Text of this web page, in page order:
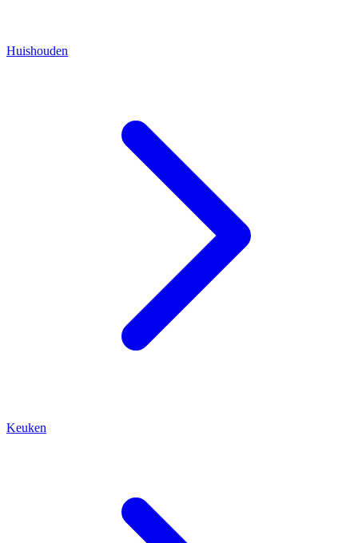
Huishouden
Keuken